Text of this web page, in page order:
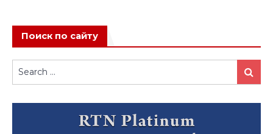
Поиск по сайту
Search
for:
Search